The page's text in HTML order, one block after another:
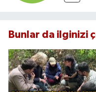
Bunlar da ilginizi